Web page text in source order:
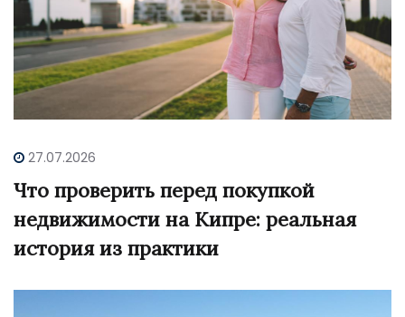
27.07.2026
Что проверить перед покупкой
недвижимости на Кипре: реальная
история из практики